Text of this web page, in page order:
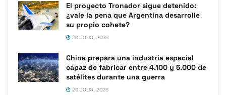
El proyecto Tronador sigue detenido:
¿vale la pena que Argentina desarrolle
su propio cohete?
29 JULIO, 2026
China prepara una industria espacial
capaz de fabricar entre 4.100 y 5.000 de
satélites durante una guerra
29 JULIO, 2026